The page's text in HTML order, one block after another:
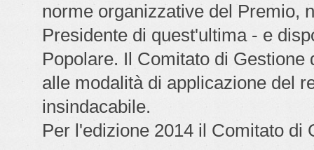
norme organizzative del Premio,
Presidente di quest'ultima - e
Popolare. Il Comitato di
alle modalità di applicazione del
insindacabile.
Per l'edizione 2014 il Comitato di